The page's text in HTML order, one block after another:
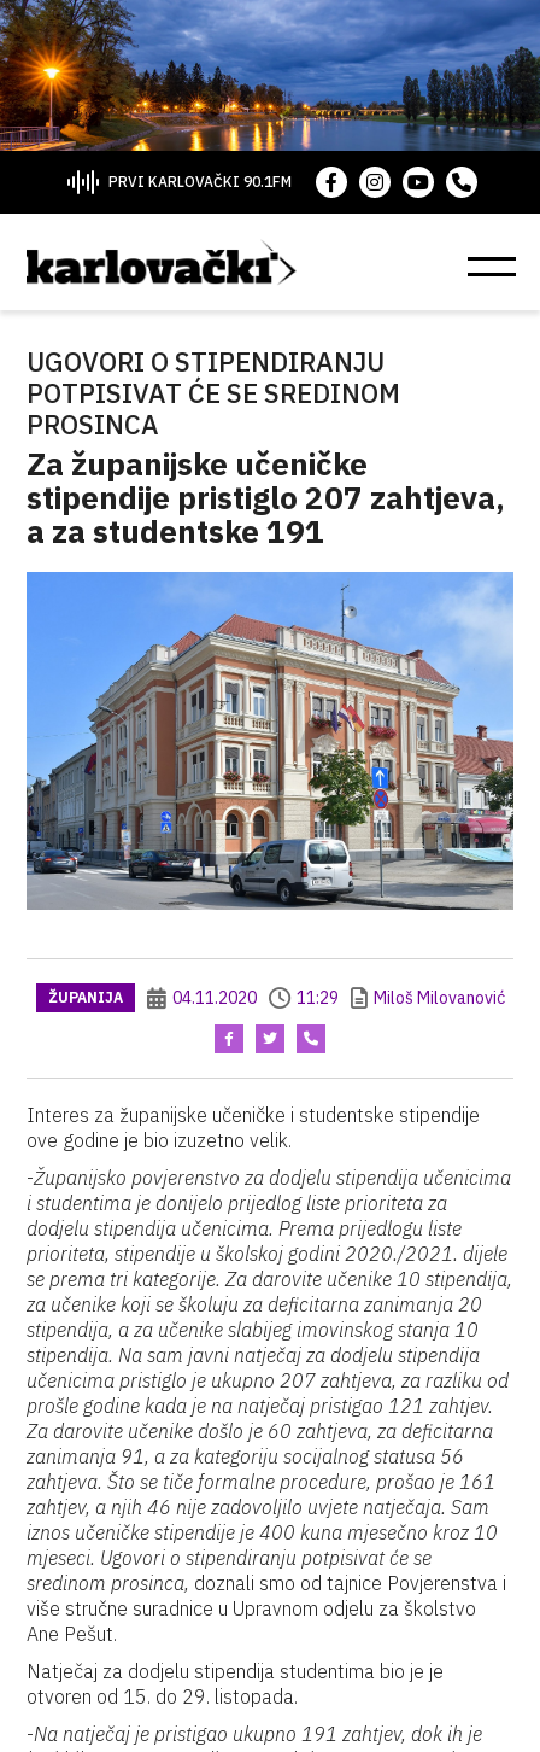
PRVI KARLOVAČKI 90.1FM
UGOVORI O STIPENDIRANJU
POTPISIVAT ĆE SE SREDINOM
PROSINCA
Za županijske učeničke
stipendije pristiglo 207 zahtjeva,
a za studentske 191
ŽUPANIJA 04.11.2020 11:29 Miloš Milovanović
Interes za županijske učeničke i studentske stipendije
ove godine je bio izuzetno velik.
-Županijsko povjerenstvo za dodjelu stipendija učenicima
i studentima je donijelo prijedlog liste prioriteta za
dodjelu stipendija učenicima. Prema prijedlogu liste
prioriteta, stipendije u školskoj godini 2020./2021. dijele
se prema tri kategorije. Za darovite učenike 10 stipendija,
za učenike koji se školuju za deficitarna zanimanja 20
stipendija, a za učenike slabijeg imovinskog stanja 10
stipendija. Na sam javni natječaj za dodjelu stipendija
učenicima pristiglo je ukupno 207 zahtjeva, za razliku od
prošle godine kada je na natječaj pristigao 121 zahtjev.
Za darovite učenike došlo je 60 zahtjeva, za deficitarna
zanimanja 91, a za kategoriju socijalnog statusa 56
zahtjeva. Što se tiče formalne procedure, prošao je 161
zahtjev, a njih 46 nije zadovoljilo uvjete natječaja. Sam
iznos učeničke stipendije je 400 kuna mjesečno kroz 10
mjeseci. Ugovori o stipendiranju potpisivat će se
sredinom prosinca, doznali smo od tajnice Povjerenstva i
više stručne suradnice u Upravnom odjelu za školstvo
Ane Pešut.
Natječaj za dodjelu stipendija studentima bio je je
otvoren od 15. do 29. listopada.
-Na natječaj je pristigao ukupno 191 zahtjev, dok ih je